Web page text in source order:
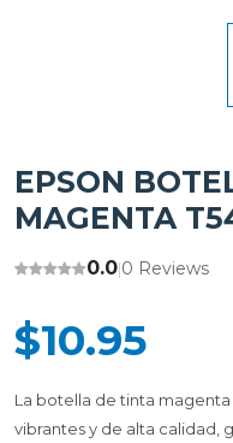
EPSON
MAGENTA
0.0|0 Reviews
$10.95
La botella de tinta magenta
vibrantes y de alta calidad,